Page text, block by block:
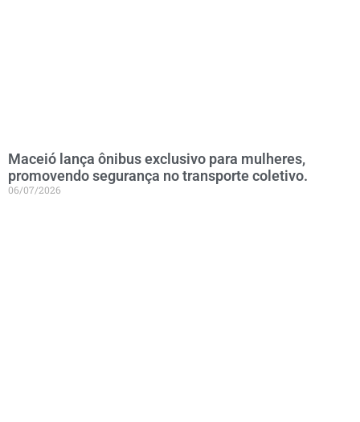
Maceió lança ônibus exclusivo para mulheres,
promovendo segurança no transporte coletivo.
06/07/2026